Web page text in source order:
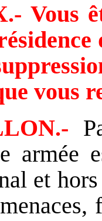
Vous
vous
armée
et